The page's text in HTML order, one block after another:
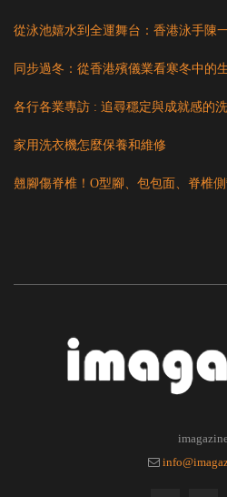
從泳池嬉水到全運舞台：香港泳手陳
同步過冬：從香港殯儀業看寒冬中的
各行各業專訪 : 追尋穩定與成就感的
家用洗衣機怎麼保養和維修
翹腳傷脊椎！O型腳、包包面、脊椎